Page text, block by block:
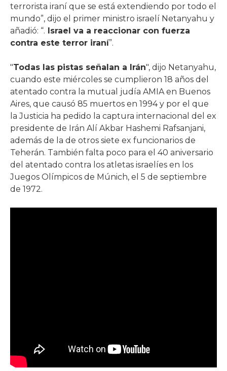
terrorista iraní que se está extendiendo por todo el
mundo”, dijo el primer ministro israelí Netanyahu y
añadió: “. Israel va a reaccionar con fuerza
contra este terror iraní”.
"Todas las pistas señalan a Irán", dijo Netanyahu,
cuando este miércoles se cumplieron 18 años del
atentado contra la mutual judía AMIA en Buenos
Aires, que causó 85 muertos en 1994 y por el que
la Justicia ha pedido la captura internacional del ex
presidente de Irán Alí Akbar Hashemi Rafsanjani,
además de la de otros siete ex funcionarios de
Teherán. También falta poco para el 40 aniversario
del atentado contra los atletas israelíes en los
Juegos Olímpicos de Múnich, el 5 de septiembre
de 1972.